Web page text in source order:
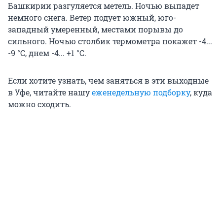
Башкирии разгуляется метель. Ночью выпадет
немного снега. Ветер подует южный, юго-
западный умеренный, местами порывы до
сильного. Ночью столбик термометра покажет -4...
-9 °C, днем -4... +1 °C.
Если хотите узнать, чем заняться в эти выходные
в Уфе, читайте нашуеженедельную подборку, куда
можно сходить.